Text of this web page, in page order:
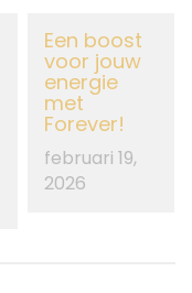
Een boost
voor jouw
energie
met
Forever!
februari 19,
2026